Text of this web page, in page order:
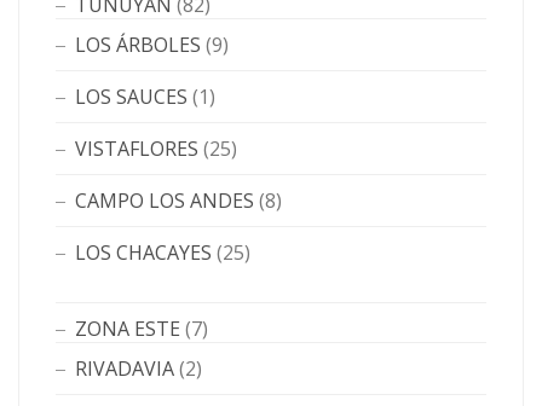
LOS ÁRBOLES (9)
LOS SAUCES (1)
VISTAFLORES (25)
CAMPO LOS ANDES (8)
LOS CHACAYES (25)
ZONA ESTE (7)
RIVADAVIA(2)